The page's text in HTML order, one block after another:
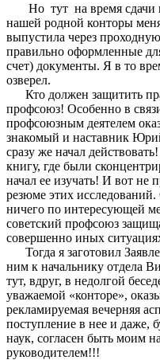
Но тут на время сдачи
нашей родной конторы
выпустила через
правильно оформленные
счет) документы. Я в то
озверел.
Кто должен защитить
профсоюз! Особенно в
профсоюзным деятелем
знакомый и наставник
сразу же начал
книгу, где были
начал ее изучать! И вот не
резюме этих исследований.
ничего по интересующей
советский профсоюз
совершенно иных
Тогда я заготовил
ним к начальнику отдела
тут, вдруг, в недолгой
уважаемой «конторе»,
рекламируемая вечерняя
поступление в нее и даже,
наук, согласен быть моим
руководителем!!!